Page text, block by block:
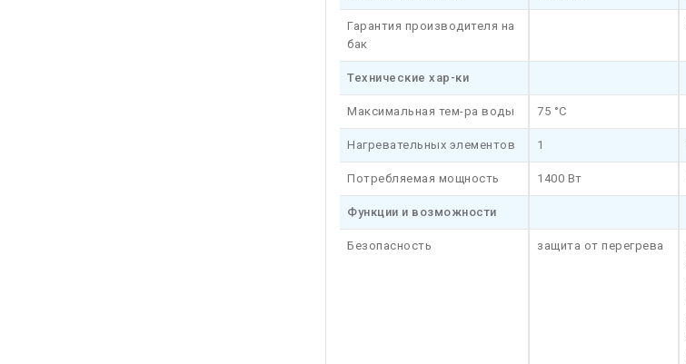
Гарантия производителя на
бак
Технические хар-ки
Максимальная тем-ра воды 75 °C
Нагревательных элементов 1
Потребляемая мощность 1400 Вт
Функции и возможности
Безопасность защита от перегрева